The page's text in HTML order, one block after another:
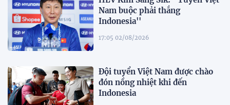
Nam buộc phải thắng
Indonesia''
17:05 02/08/2026
Đội tuyển Việt Nam được chào
đón nồng nhiệt khi đến
Indonesia